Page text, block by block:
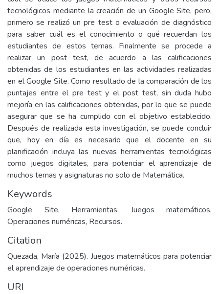
tecnológicos mediante la creación de un Google Site, pero,
primero se realizó un pre test o evaluación de diagnóstico
para saber cuál es el conocimiento o qué recuerdan los
estudiantes de estos temas. Finalmente se procede a
realizar un post test, de acuerdo a las calificaciones
obtenidas de los estudiantes en las actividades realizadas
en el Google Site. Como resultado de la comparación de los
puntajes entre el pre test y el post test, sin duda hubo
mejoría en las calificaciones obtenidas, por lo que se puede
asegurar que se ha cumplido con el objetivo establecido.
Después de realizada esta investigación, se puede concluir
que, hoy en día es necesario que el docente en su
planificación incluya las nuevas herramientas tecnológicas
como juegos digitales, para potenciar el aprendizaje de
muchos temas y asignaturas no solo de Matemática.
Keywords
Google Site, Herramientas, Juegos matemáticos,
Operaciones numéricas, Recursos.
Citation
Quezada, María (2025). Juegos matemáticos para potenciar
el aprendizaje de operaciones numéricas.
URI